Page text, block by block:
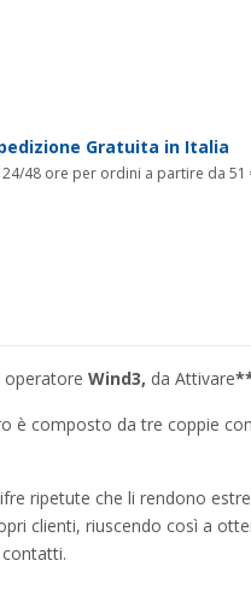
Gratuita in Italia
24/48 ore per ordini a partire da 51
operatore Wind3, da Attivare
è composto da tre coppie
ripetute che li rendono
clienti, riuscendo così a